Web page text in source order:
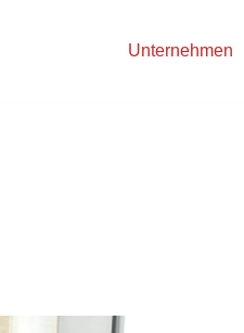
Unternehmen